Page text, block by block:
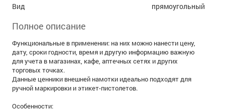
Вид
прямоугольный
Полное описание
Функциональные в применении: на них можно нанести цену,
дату, сроки годности, время и другую информацию важную
для учета в магазинах, кафе, аптечных сетях и других
торговых точках.
Данные ценники внешней намотки идеально подходят для
ручной маркировки и этикет-пистолетов.
Особенности: